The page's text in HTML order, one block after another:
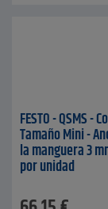
FESTO - QSMS -
Tamaño Mini -
la manguera 3
por unidad